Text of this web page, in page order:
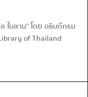
ใบลาน" โดย อธิบดีกรม
of Thailand